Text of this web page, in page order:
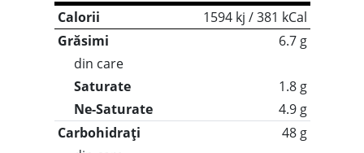
Calorii
1594 kj / 381 kCal
Grăsimi
6.7 g
din care
Saturate
1.8 g
Ne-Saturate
4.9 g
Carbohidrați
48 g